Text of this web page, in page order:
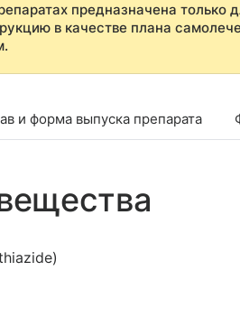
предназначена только
в качестве плана
и форма выпуска препарата